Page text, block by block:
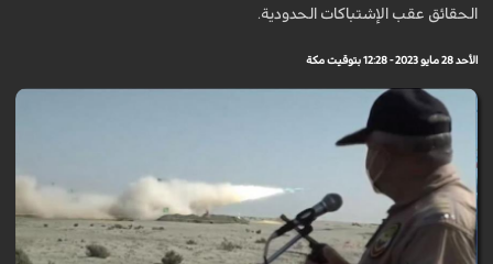
الحقائق عقب الإشتباكات الحدودية.
الأحد 28 مايو 2023 - 12:28 بتوقيت مكة